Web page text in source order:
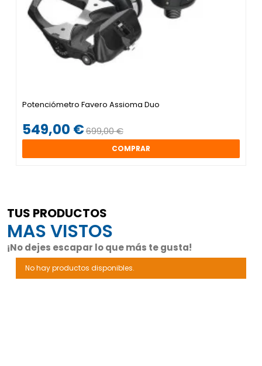
Potenciómetro Favero Assioma Duo
549,00 €699,00 €
COMPRAR
TUS PRODUCTOS
MAS VISTOS
¡No dejes escapar lo que más te gusta!
No hay productos disponibles.